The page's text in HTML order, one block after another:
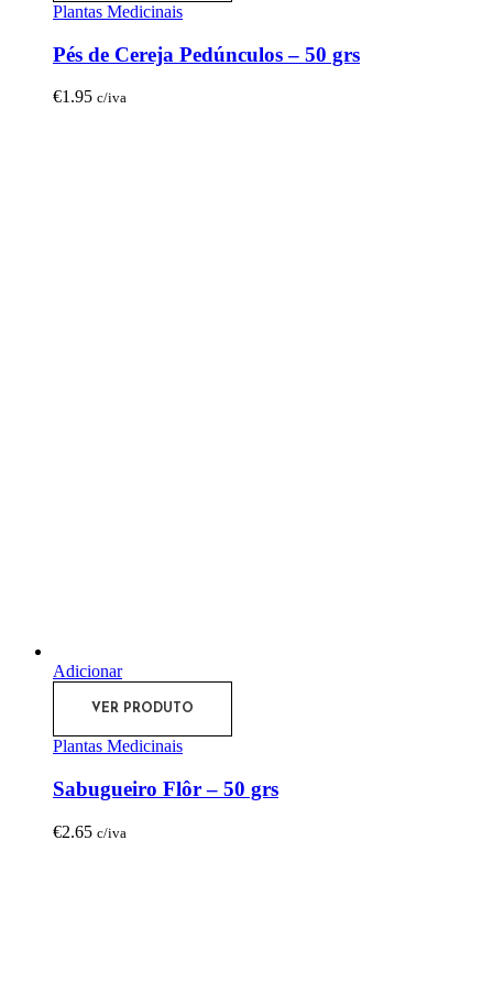
Plantas Medicinais
Pés de Cereja Pedúnculos – 50 grs
€1.95 c/iva
Adicionar
VER PRODUTO
Plantas Medicinais
Sabugueiro Flôr – 50 grs
€2.65 c/iva